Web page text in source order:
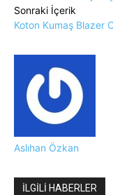
Sonraki İçerik
Koton Kumaş Blazer
Aslıhan Özkan
İLGİLİ HABERLER